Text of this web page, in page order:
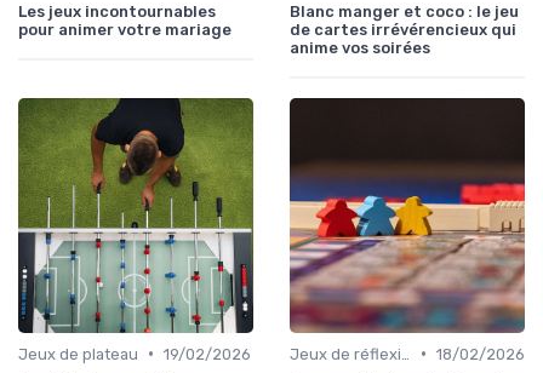
Les jeux incontournables
pour animer votre mariage
Blanc manger et coco : le jeu
de cartes irrévérencieux qui
anime vos soirées
Jeux de plateau • 19/02/2026
• 18/02/2026